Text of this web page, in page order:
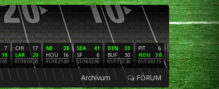
7
10
17
CHI
20
LAR
01/19 00:30
28
NE
16
HOU
01/18 21:00
41
SEA
6
SF
01/18 02:00
33
DEN
30
BUF
01/17 22:30
6
PIT
30
HOU
01/13 02:15
16
NE
3
LAC
01/12 02:00
PHI
SF
01/11
Archívum FÓRUM